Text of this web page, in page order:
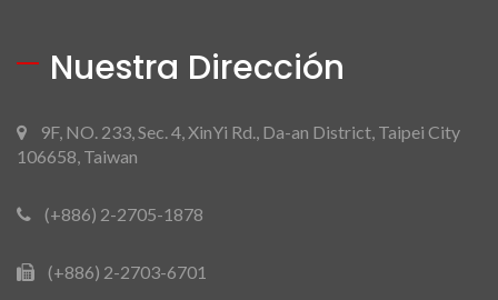
Nuestra Dirección
9F, NO. 233, Sec. 4, XinYi Rd., Da-an District, Taipei City
106658, Taiwan
(+886) 2-2705-1878
(+886) 2-2703-6701